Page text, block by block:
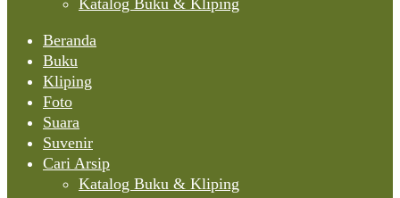
Katalog Buku & Kliping
Beranda
Buku
Kliping
Foto
Suara
Suvenir
Cari Arsip
Katalog Buku & Kliping